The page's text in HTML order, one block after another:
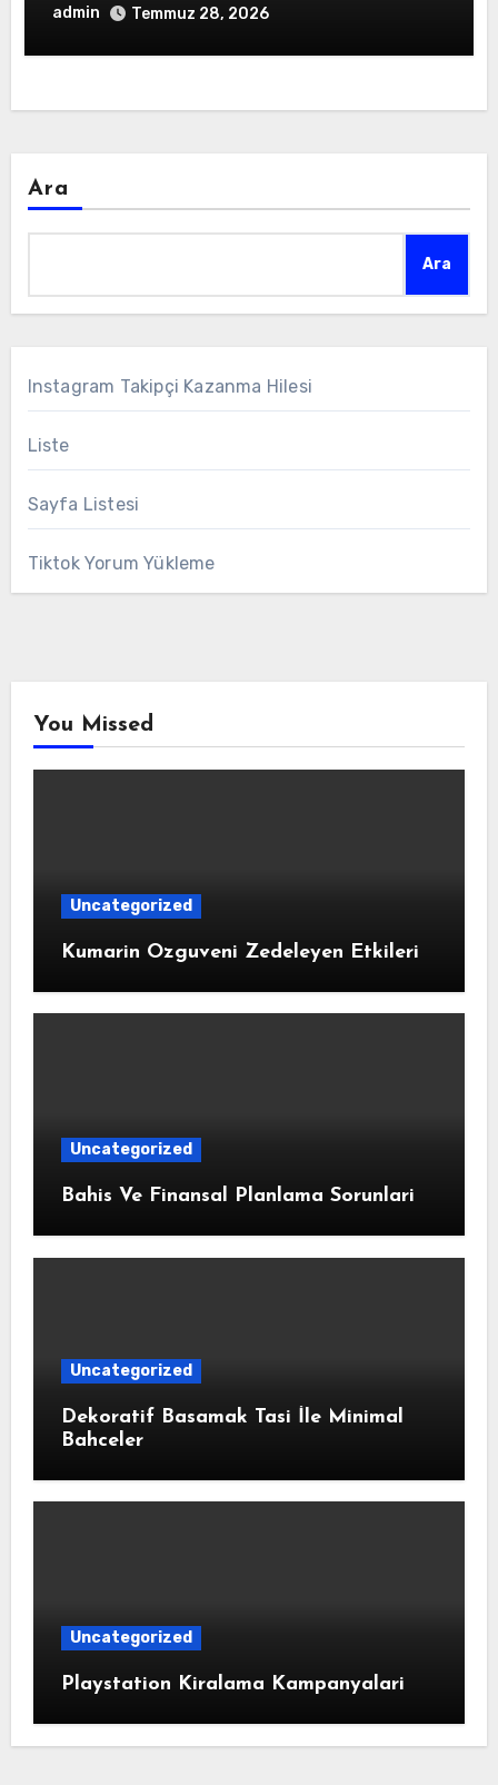
admin Temmuz 28, 2026
Ara
Ara
Instagram Takipçi Kazanma Hilesi
Liste
Sayfa Listesi
Tiktok Yorum Yükleme
You Missed
Uncategorized
Kumarin Ozguveni Zedeleyen Etkileri
Uncategorized
Bahis Ve Finansal Planlama Sorunlari
Uncategorized
Dekoratif Basamak Tasi İle Minimal
Bahceler
Uncategorized
Playstation Kiralama Kampanyalari